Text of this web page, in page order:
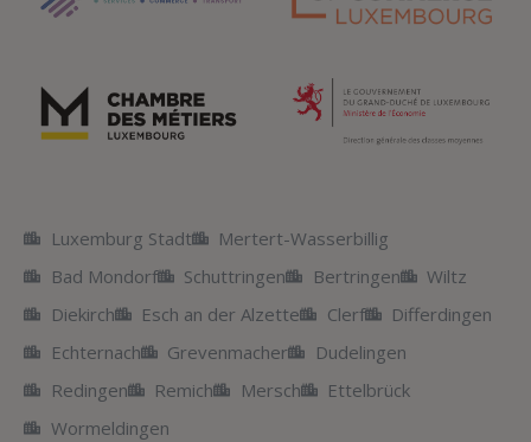
Luxemburg Stadt
Mertert-Wasserbillig
Bad Mondorf
Schuttringen Bertringen
Wiltz
Diekirch
Esch an der Alzette Clerf
Differdingen
Echternach
Grevenmacher
Dudelingen
Redingen
Remich Mersch
Ettelbrück
Wormeldingen